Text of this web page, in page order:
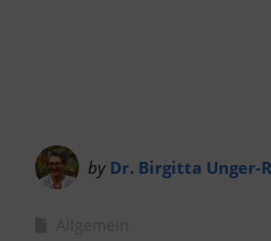
by Dr. Birgitta Unger-